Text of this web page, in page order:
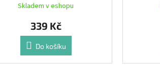
Skladem v eshopu
339 Kč
Do košíku